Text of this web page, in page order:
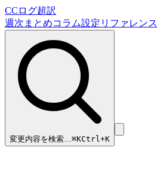
CCログ超訳
週次まとめコラム設定リファレンス
変更内容を検索…⌘KCtrl+K